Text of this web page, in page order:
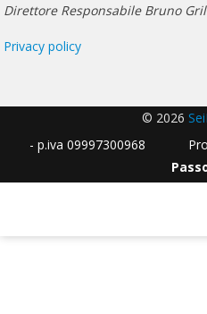
Direttore Responsabile Bruno
Privacy policy
© 2026
- p.iva 09997300968